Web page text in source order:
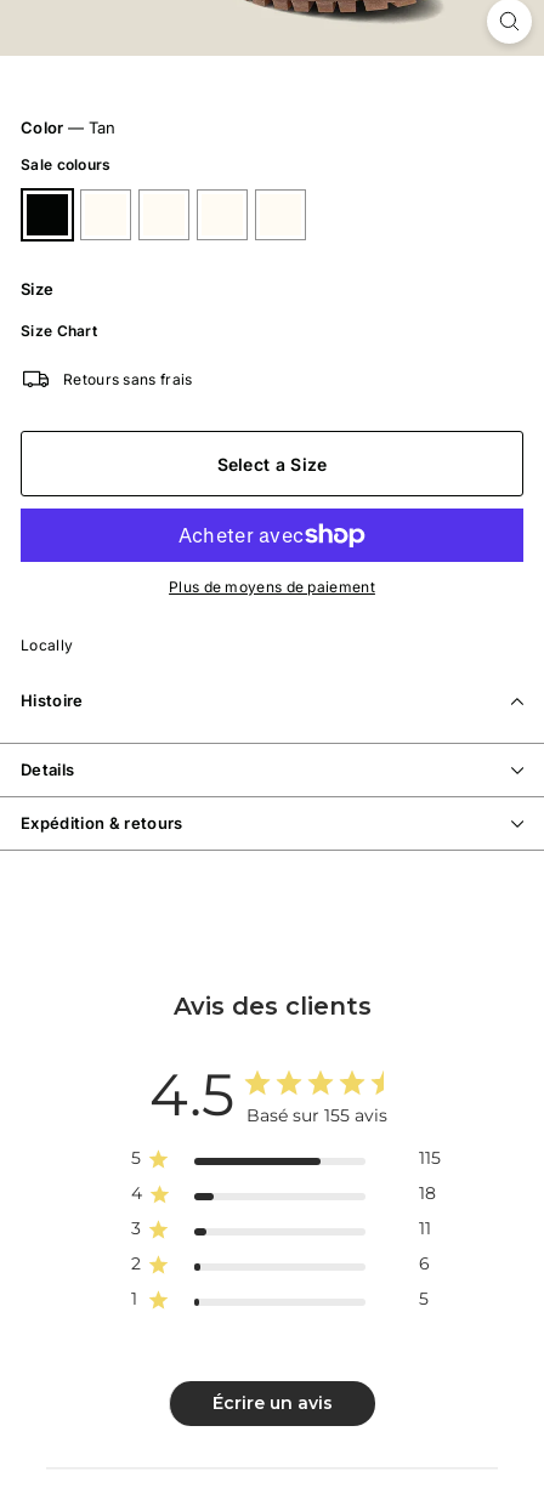
Color — Tan
Sale colours
Size
Size Chart
Retours sans frais
Select a Size
Plus de moyens de paiement
Locally
Histoire
Details
Expédition & retours
Avis des clients
4.5
Basé sur 155 avis
5
115
4
18
3
11
2
6
1
5
Écrire un avis